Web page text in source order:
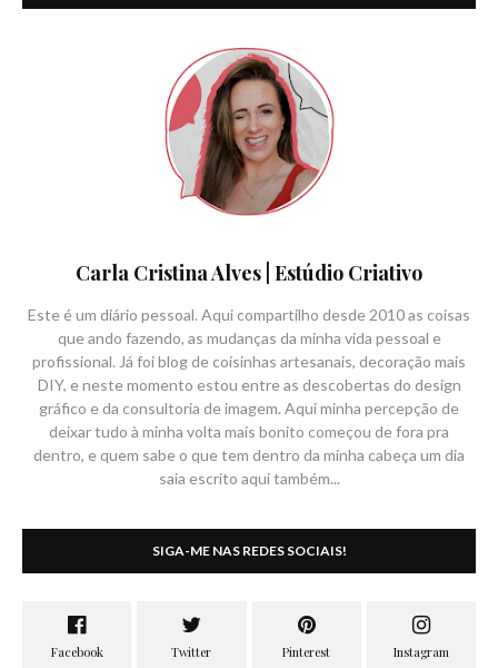
Carla Cristina Alves | Estúdio Criativo
Este é um diário pessoal. Aqui compartilho desde 2010 as coisas
que ando fazendo, as mudanças da minha vida pessoal e
profissional. Já foi blog de coisinhas artesanais, decoração mais
DIY, e neste momento estou entre as descobertas do design
gráfico e da consultoria de imagem. Aqui minha percepção de
deixar tudo à minha volta mais bonito começou de fora pra
dentro, e quem sabe o que tem dentro da minha cabeça um dia
saia escrito aqui também...
SIGA-ME NAS REDES SOCIAIS!